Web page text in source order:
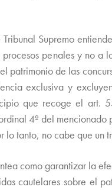
Supremo
penales y no
patrimonio de las
exclusiva y
que recoge el art.
4º del mencionado
lo tanto, no cabe que un
como garantizar la
cautelares sobre el